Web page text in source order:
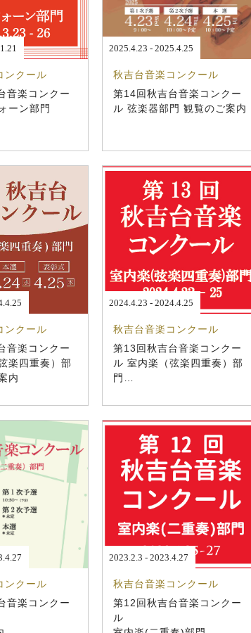
ンクール
音楽コンクー
ーン部門
2025.4.23 - 2025.4.25
秋吉台音楽コンクール
第14回秋吉台音楽コンクー
ル 弦楽器部門 観覧のご案内
ンクール
音楽コンクー
楽四重奏）部
内
2024.4.23 - 2024.4.25
秋吉台音楽コンクール
第13回秋吉台音楽コンクー
ル 室内楽（弦楽四重奏）部
門
ンクール
音楽コンクー
2023.2.3 - 2023.4.27
秋吉台音楽コンクール
第12回秋吉台音楽コンクー
ル